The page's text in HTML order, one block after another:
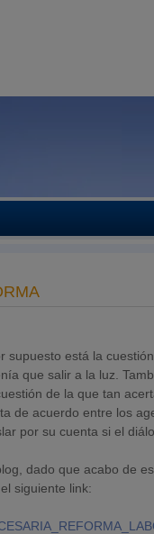
está la
que salir a la luz.
de la que tan
de acuerdo entre los
por su cuenta si el
dado que acabo de
siguiente link: